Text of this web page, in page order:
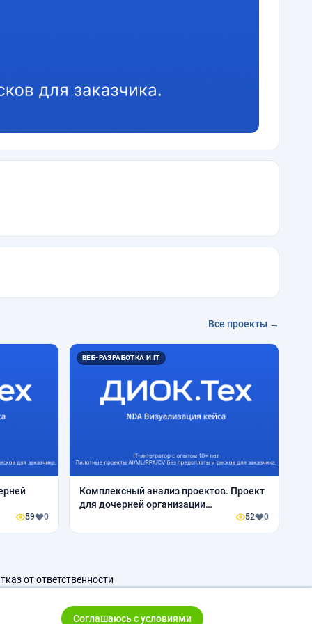
Все проекты →
59 0
ВЕБ-РАЗРАБОТКА И IT
Комплексный анализ проектов. Проект
для дочерней организации
52 0
от ответственности
Соглашаюсь с условиями